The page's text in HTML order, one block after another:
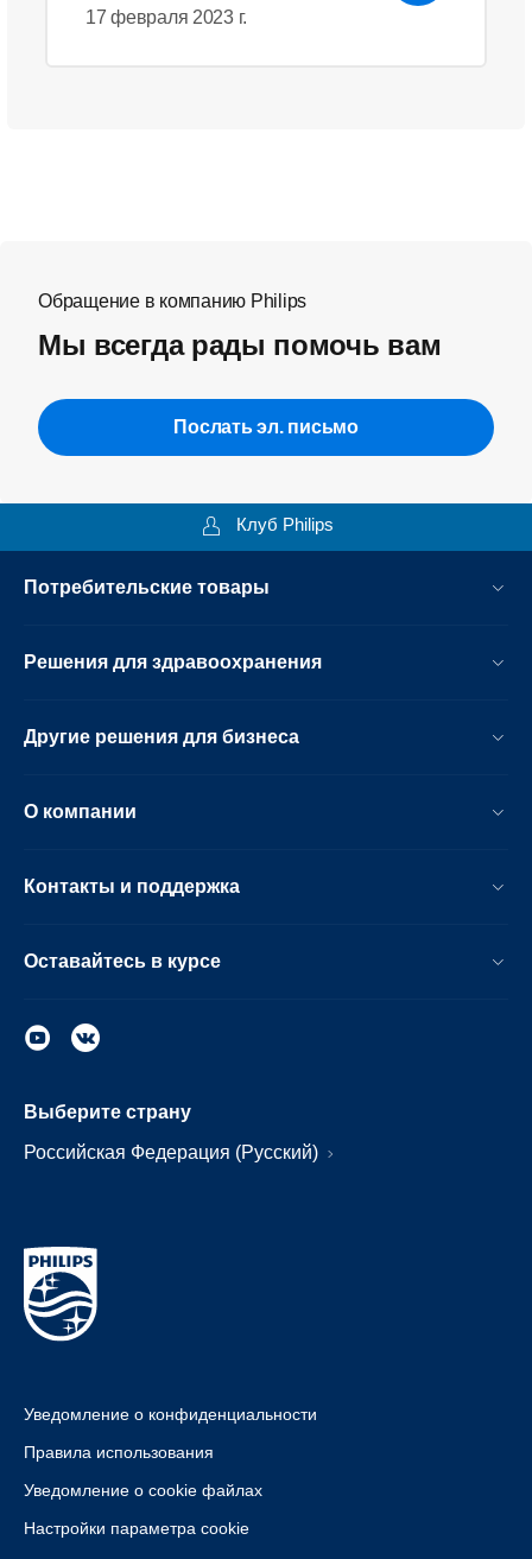
17 февраля 2023 г.
Обращение в компанию Philips
Мы всегда рады помочь вам
Послать эл. письмо
Клуб Philips
Потребительские товары
Решения для здравоохранения
Другие решения для бизнеса
О компании
Контакты и поддержка
Оставайтесь в курсе
Выберите страну
Российская Федерация (Русский)
Уведомление о конфиденциальности
Правила использования
Уведомление о cookie файлах
Настройки параметра cookie